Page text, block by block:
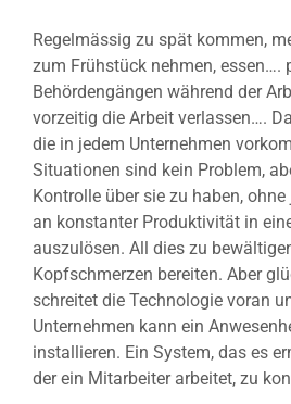
Regelmässig zu spät kommen,
zum Frühstück nehmen, essen….
Behördengängen während der
vorzeitig die Arbeit verlassen….
die in jedem Unternehmen
Situationen sind kein Problem,
Kontrolle über sie zu haben,
an konstanter Produktivität in
auszulösen. All dies zu
Kopfschmerzen bereiten. Aber
schreitet die Technologie voran
Unternehmen kann ein
installieren. Ein System, das es
der ein Mitarbeiter arbeitet, zu